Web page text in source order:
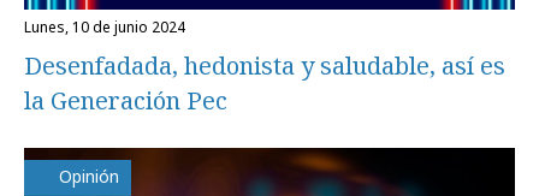
lunes, 10 de junio 2024
Desenfadada, hedonista y saludable, así es
la Generación Pec
Opinión